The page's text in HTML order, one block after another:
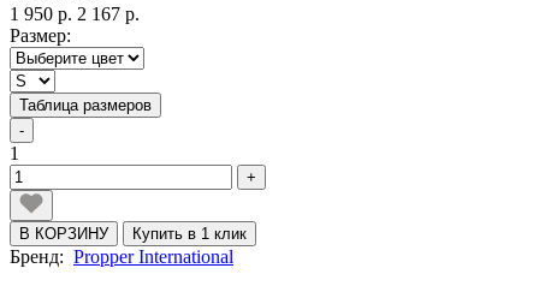
1 950 р. 2 167 р.
Размер:
Таблица размеров
-
1
+
В КОРЗИНУ Купить в 1 клик
Бренд: Propper International